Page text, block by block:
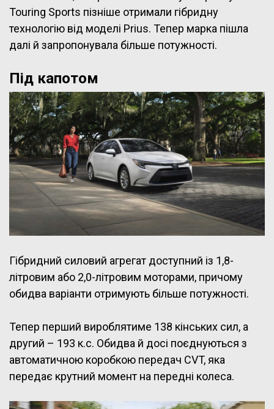
Touring Sports пізніше отримали гібридну
технологію від моделі Prius. Тепер марка пішла
далі й запропонувала більше потужності.
Під капотом
Гібридний силовий агрегат доступний із 1,8-
літровим або 2,0-літровим моторами, причому
обидва варіанти отримують більше потужності.
Тепер перший вироблятиме 138 кінських сил, а
другий – 193 к.с. Обидва й досі поєднуються з
автоматичною коробкою передач CVT, яка
передає крутний момент на передні колеса.